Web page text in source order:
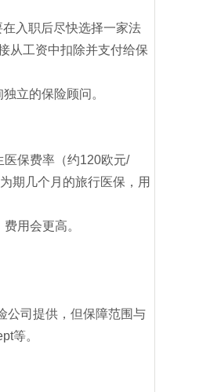
入职后尽快选择一家法
从工资中扣除并支付给保
立的保险顾问。
保费率（约120欧元/
期几个月的旅行医保，用
用会更高。
公司提供，但保障范围与
等。